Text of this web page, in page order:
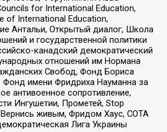
for International Education,
of International Education,
Антальи, Открытый диалог, Школа
и государственной политики
канадский демократический
отношений им Нормана
Свобод, Фонд Бориса
имени Фридриха Науманна за
антивоенное сопротивление,
Ингушетии, Прометей, Stop
живым, Фридом Хаус, СОТА
Лига Украины